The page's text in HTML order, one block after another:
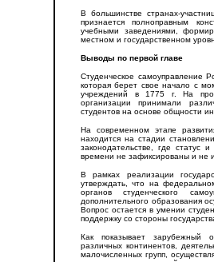
В большинстве странах-
признается полноправным
учебными заведениями,
местном и государственном
Выводы по первой главе
Студенческое самоуправление
которая берет свое начало с
учреждений в 1775 г. На
организации принимали
студентов на основе общности
На современном этапе
находится на стадии
законодательстве, где статус
времени не зафиксированы и не
В рамках реализации
утверждать, что на
органов студенческого
дополнительного образования
Вопрос остается в умении
поддержку со стороны
Как показывает зарубежный
различных континентов,
малочисленных групп,